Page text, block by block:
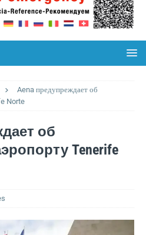
Aena предупреждает об
Norte
об
Tenerife